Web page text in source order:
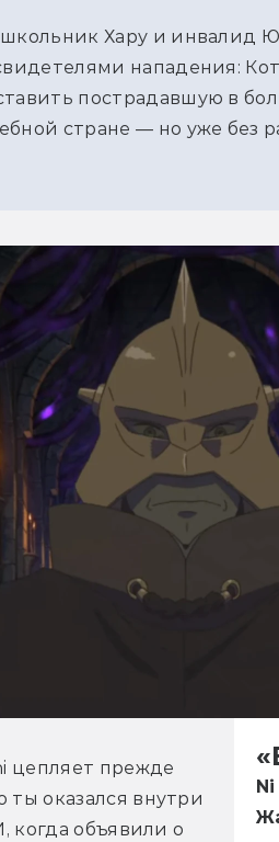
Хару и инвалид
нападения:
пострадавшую в
стране — но уже без
цепляет прежде
оказался внутри
когда объявили о